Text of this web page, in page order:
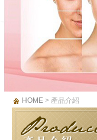
HOME > 產品介紹